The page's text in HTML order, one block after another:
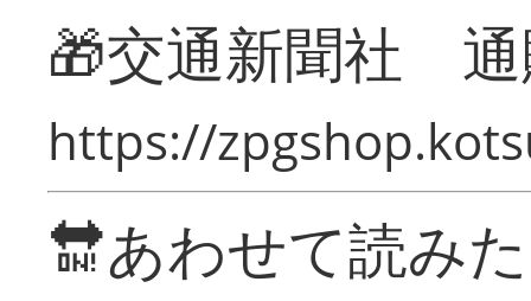
🎁交通新聞社
https://
🔛あわせて読み